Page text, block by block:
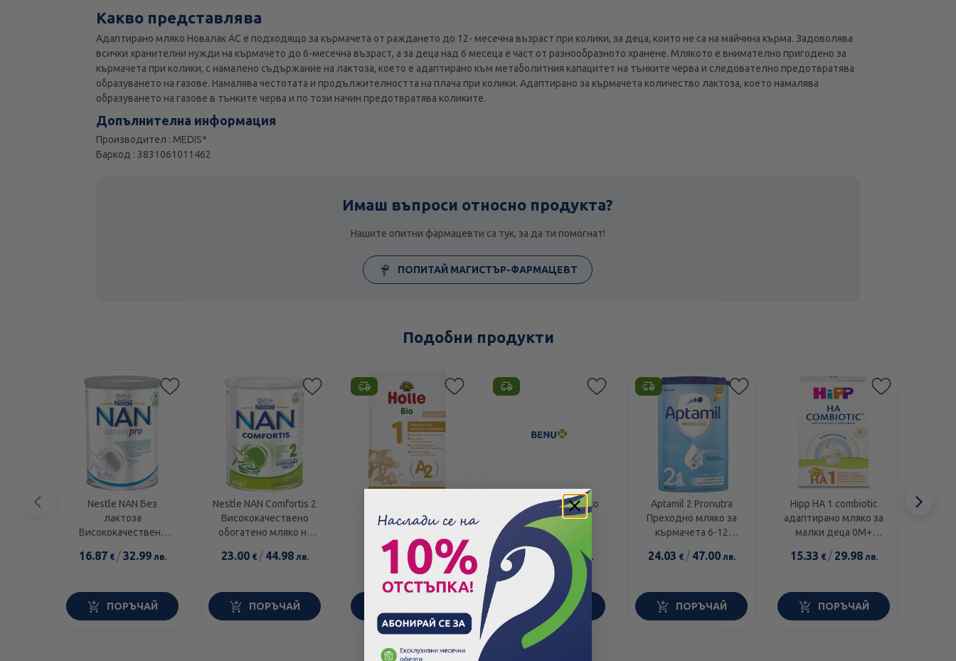
Какво представлява
Адаптирано мляко Новалак AC е подходящо за кърмачета от раждането до 12- месечна възраст при колики, за деца, които не са на майчина кърма. Задоволява
всички хранителни нужди на кърмачето до 6-месечна възраст, а за деца над 6 месеца е част от разнообразното хранене. Млякото е внимателно пригодено за
кърмачета при колики, с намалено съдържание на лактоза, което е адаптирано към метаболитния капацитет на тънките черва и следователно предотвратява
образуването на газове. Намалява честотата и продължителността на плача при колики. Адаптирано за кърмачета количество лактоза, което намалява
образуването на газове в тънките черва и по този начин предотвратява коликите.
Допълнителна информация
Производител : MEDIS*
Баркод : 3831061011462
Имаш въпроси относно продукта?
Нашите опитни фармацевти са тук, за да ти помогнат!
ПОПИТАЙ МАГИСТЪР-ФАРМАЦЕВТ
Подобни продукти
Nestle NAN Без
лактоза
Висококачествено
прах за кърмачета без
16.87 € /32.99лв.
ПОРЪЧАЙ
Nestle NAN Comfortis 2
Висококачествено
обогатено мляко на
месеца 800г
23.00€ / 44.98лв.
ПОРЪЧАЙ
кърмачета с А2
лактоза 0+ месеца
400г
14.57 28.50лв.
Hipp 1 Bio козе мляко
за кърмачета 0м+
400г /20003/
17.84 /34.89 лв.
ПОРЪЧАЙ
Aptamil 2 Pronutra
Преходно мляко за
кърмачета 6-12
24.03 € / 47.00лв.
ПОРЪЧАЙ
Hipp НА 1 combiotic
адаптирано мляко за
малки деца 0М+
15.33 € / 29.98лв.
ПОРЪЧАЙ
Предишен
елемент